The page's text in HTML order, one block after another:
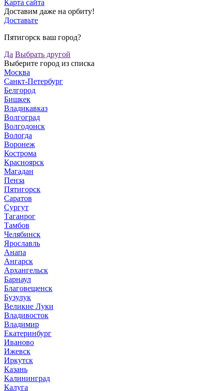
Карта сайта
Доставим даже на орбиту!
Доставьте
Пятигорск ваш город?
Да Выбрать другой
Выберите город из списка
Москва
Санкт-Петербург
Белгород
Бишкек
Владикавказ
Волгоград
Волгодонск
Вологда
Воронеж
Кострома
Красноярск
Магадан
Пенза
Пятигорск
Саратов
Сургут
Таганрог
Тамбов
Челябинск
Ярославль
Анапа
Ангарск
Архангельск
Барнаул
Благовещенск
Бузулук
Великие Луки
Владивосток
Владимир
Екатеринбург
Иваново
Ижевск
Иркутск
Казань
Калининград
Калуга